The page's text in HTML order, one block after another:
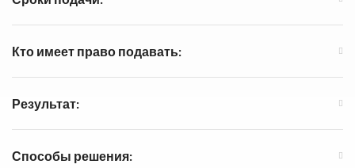
Кто имеет право подавать:
Результат:
Способы решения: